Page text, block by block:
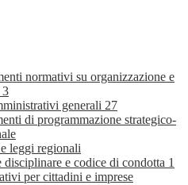
normativi su organizzazione e
3
generali 27
di programmazione strategico-
leggi regionali
disciplinare e codice di condotta 1
per cittadini e imprese